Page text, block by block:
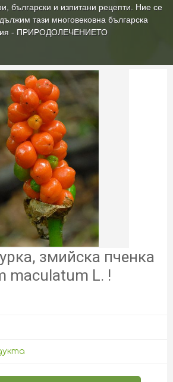
български и изпитани рецепти. Ние се
тази многовековна българска
- ПРИРОДОЛЕЧЕНИЕТО
змийска пченка
maculatum L. !